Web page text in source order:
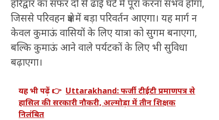
हरिद्वार का सफर दो से ढाई घंटे में पूरा करना संभव होगा,
जिससे परिवहन क्षेत्र में बड़ा परिवर्तन आएगा। यह मार्ग न
केवल कुमाऊं वासियों के लिए यात्रा को सुगम बनाएगा,
बल्कि कुमाऊं आने वाले पर्यटकों के लिए भी सुविधा
बढ़ाएगा।
यह भी पढ़ें 👉 Uttarakhand: फर्जी टीईटी प्रमाणपत्र से
हासिल की सरकारी नौकरी, अल्मोड़ा में तीन शिक्षक
निलंबित